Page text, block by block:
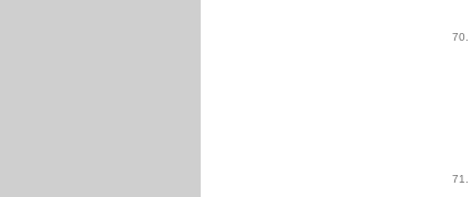
70.
71.